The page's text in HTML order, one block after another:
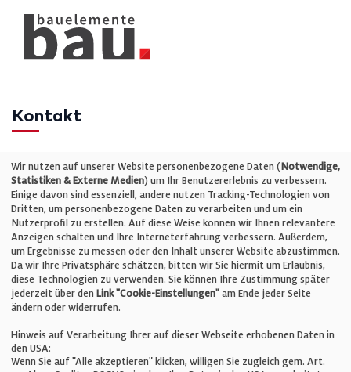
Kontakt
Telefon: +49 (0)711 2585563-0
E-Mail:info@bauelemente-bau.eu
Unternehmen
Impressum
Cookie-Einstellungen
Wir nutzen auf unserer Website personenbezogene Daten (Notwendige,
Statistiken & Externe Medien) um Ihr Benutzererlebnis zu verbessern.
Einige davon sind essenziell, andere nutzen Tracking-Technologien von
Dritten, um personenbezogene Daten zu verarbeiten und um ein
Nutzerprofil zu erstellen. Auf diese Weise können wir Ihnen relevantere
Anzeigen schalten und Ihre Interneterfahrung verbessern. Außerdem,
um Ergebnisse zu messen oder den Inhalt unserer Website abzustimmen.
Da wir Ihre Privatsphäre schätzen, bitten wir Sie hiermit um Erlaubnis,
diese Technologien zu verwenden. Sie können Ihre Zustimmung später
jederzeit über den Link "Cookie-Einstellungen" am Ende jeder Seite
ändern oder widerrufen.
Hinweis auf Verarbeitung Ihrer auf dieser Webseite erhobenen Daten in
den USA:
Wenn Sie auf "Alle akzeptieren" klicken, willigen Sie zugleich gem. Art.